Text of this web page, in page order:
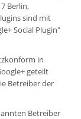
Berlin,
sind mit
Social Plugin"
in
geteilt
Betreiber der
Betreiber